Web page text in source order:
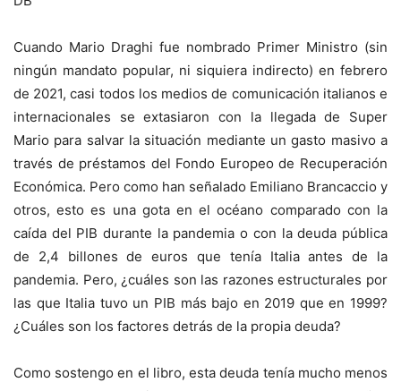
Cuando Mario Draghi fue nombrado Primer Ministro (sin
ningún mandato popular, ni siquiera indirecto) en febrero
de 2021, casi todos los medios de comunicación italianos e
internacionales se extasiaron con la llegada de Super
Mario para salvar la situación mediante un gasto masivo a
través de préstamos del Fondo Europeo de Recuperación
Económica. Pero como han señalado Emiliano Brancaccio y
otros, esto es una gota en el océano comparado con la
caída del PIB durante la pandemia o con la deuda pública
de 2,4 billones de euros que tenía Italia antes de la
pandemia. Pero, ¿cuáles son las razones estructurales por
las que Italia tuvo un PIB más bajo en 2019 que en 1999?
¿Cuáles son los factores detrás de la propia deuda?
Como sostengo en el libro, esta deuda tenía mucho menos